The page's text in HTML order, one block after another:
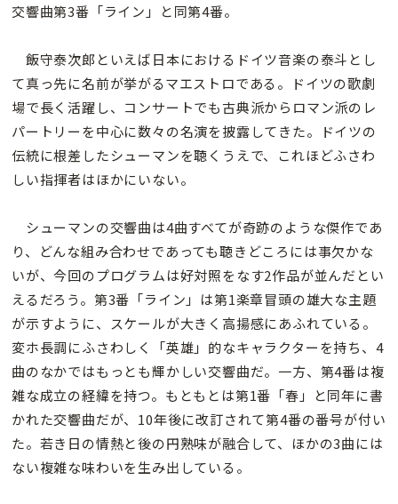
交響曲第3番「ライン」と同第4番。
飯守泰次郎といえば日本におけるドイツ音楽の泰斗とし
て真っ先に名前が挙がるマエストロである。ドイツの歌劇
場で長く活躍し、コンサートでも古典派からロマン派のレ
パートリーを中心に数々の名演を披露してきた。ドイツの
伝統に根差したシューマンを聴くうえで、これほどふさわ
しい指揮者はほかにいない。
シューマンの交響曲は4曲すべてが奇跡のような傑作であ
り、どんな組み合わせであっても聴きどころには事欠かな
いが、今回のプログラムは好対照をなす2作品が並んだとい
えるだろう。第3番「ライン」は第1楽章冒頭の雄大な主題
が示すように、スケールが大きく高揚感にあふれている。
変ホ長調にふさわしく「英雄」的なキャラクターを持ち、4
曲のなかではもっとも輝かしい交響曲だ。一方、第4番は複
雑な成立の経緯を持つ。もともとは第1番「春」と同年に書
かれた交響曲だが、10年後に改訂されて第4番の番号が付い
た。若き日の情熱と後の円熟味が融合して、ほかの3曲には
ない複雑な味わいを生み出している。